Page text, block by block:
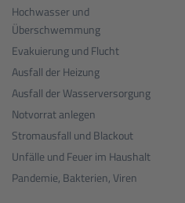
Hochwasser und
Überschwemmung
Evakuierung und Flucht
Ausfall der Heizung
Ausfall der Wasserversorgung
Notvorrat anlegen
Stromausfall und Blackout
Unfälle und Feuer im Haushalt
Pandemie, Bakterien, Viren